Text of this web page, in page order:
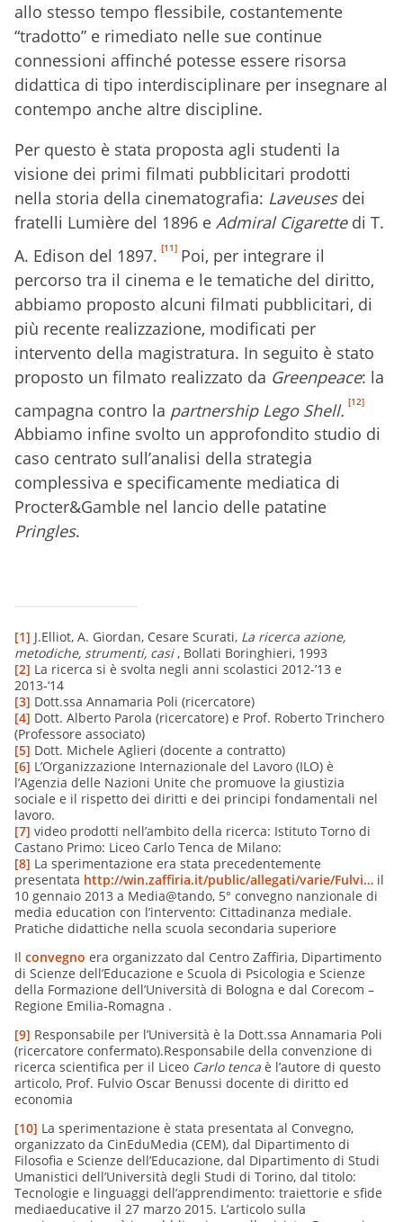
allo stesso tempo flessibile, costantemente
“tradotto” e rimediato nelle sue continue
connessioni affinché potesse essere risorsa
didattica di tipo interdisciplinare per insegnare al
contempo anche altre discipline.
Per questo è stata proposta agli studenti la
visione dei primi filmati pubblicitari prodotti
nella storia della cinematografia: Laveusesdei
fratelli Lumière del 1896 e Admiral Cigarette di T.
A. Edison del 1897. [11] Poi, per integrare il
percorso tra il cinema e le tematiche del diritto,
abbiamo proposto alcuni filmati pubblicitari, di
più recente realizzazione, modificati per
intervento della magistratura. In seguito è stato
proposto un filmato realizzato da Greenpeace: la
campagna contro la partnership Lego Shell. [12]
Abbiamo infine svolto un approfondito studio di
caso centrato sull’analisi della strategia
complessiva e specificamente mediatica di
Procter&Gamble nel lancio delle patatine
Pringles.
[1] J.Elliot, A. Giordan, Cesare Scurati, La ricerca azione,
metodiche, strumenti, casi, Bollati Boringhieri, 1993
[2] La ricerca si è svolta negli anni scolastici 2012-’13 e
2013-‘14
[3] Dott.ssa Annamaria Poli (ricercatore)
[4] Dott. Alberto Parola (ricercatore) e Prof. Roberto Trinchero
(Professore associato)
[5] Dott. Michele Aglieri (docente a contratto)
[6] L’Organizzazione Internazionale del Lavoro (ILO) è
l’Agenzia delle Nazioni Unite che promuove la giustizia
sociale e il rispetto dei diritti e dei principi fondamentali nel
lavoro.
[7] video prodotti nell’ambito della ricerca: Istituto Torno di
Castano Primo: Liceo Carlo Tenca de Milano:
[8] La sperimentazione era stata precedentemente
presentata http://win.zaffiria.it/public/allegati/varie/Fulvi… il
10 gennaio 2013 a Media@tando, 5° convegno nanzionale di
media education con l’intervento: Cittadinanza mediale.
Pratiche didattiche nella scuola secondaria superiore
Il convegno era organizzato dal Centro Zaffiria, Dipartimento
di Scienze dell’Educazione e Scuola di Psicologia e Scienze
della Formazione dell’Università di Bologna e dal Corecom –
Regione Emilia-Romagna .
[9] Responsabile per l’Università è la Dott.ssa Annamaria Poli
(ricercatore confermato).Responsabile della convenzione di
ricerca scientifica per il Liceo Carlo tenca è l’autore di questo
articolo, Prof. Fulvio Oscar Benussi docente di diritto ed
economia
[10] La sperimentazione è stata presentata al Convegno,
organizzato da CinEduMedia (CEM), dal Dipartimento di
Filosofia e Scienze dell’Educazione, dal Dipartimento di Studi
Umanistici dell’Università degli Studi di Torino, dal titolo:
Tecnologie e linguaggi dell’apprendimento: traiettorie e sfide
mediaeducative il 27 marzo 2015. L’articolo sulla